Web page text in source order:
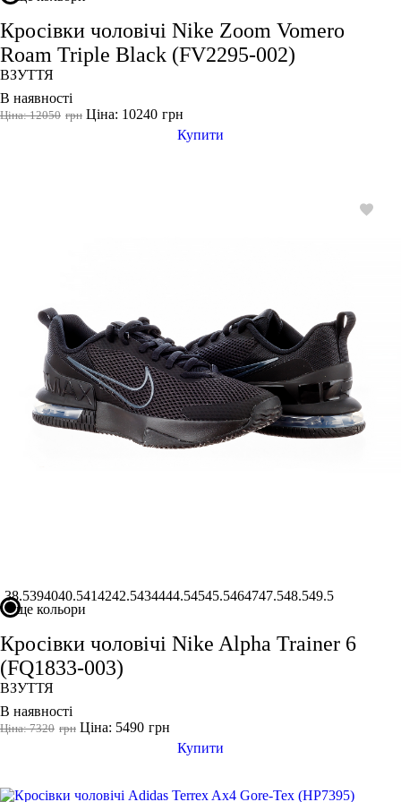
Колір
Показати більше
Кросівки чоловічі Nike Zoom Vomero
Roam Triple Black (FV2295-002)
ВЗУТТЯ
В наявності
грн
Ціна: 12050 грн
Ціна: 10240
Купити
38.5394040.5414242.5434444.54545.5464747.548.549.5
ще кольори
Кросівки чоловічі Nike Alpha Trainer 6
(FQ1833-003)
ВЗУТТЯ
В наявності
грн
Ціна: 7320 грн
Ціна: 5490
Купити